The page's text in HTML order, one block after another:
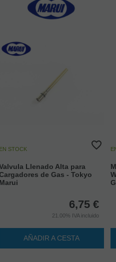
EN STOCK
Llenado Alta para
de Gas - Tokyo
Marui
6,75 €
21.00% IVA incluido
AÑADIR A CESTA